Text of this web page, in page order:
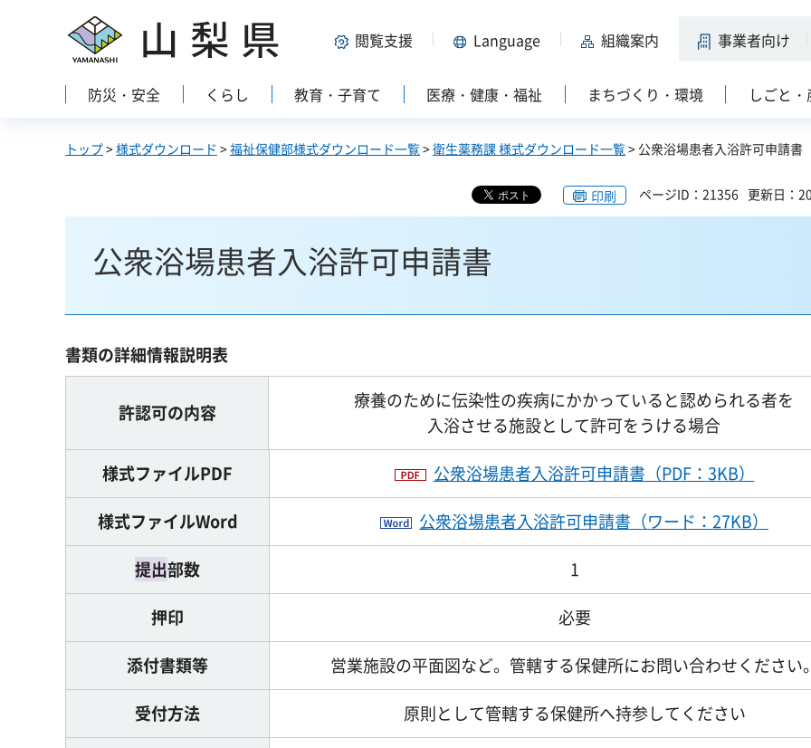
山梨県 閲覧支援 Language 組織案内 事業者向け
防災・安全 くらし 教育・子育て 医療・健康・福祉 まちづくり・環境 しごと
トップ>様式ダウンロード >福祉保健部様式ダウンロード一覧>衛生薬務課 様式ダウンロード一覧> 公衆浴場患者入浴許可申請書
印刷 ページID：21356 更新日：
公衆浴場患者入浴許可申請書
書類の詳細情報説明表
許認可の内容
療養のために伝染性の疾病にかかっていると認められる者を
入浴させる施設として許可をうける場合
様式ファイルPDF
公衆浴場患者入浴許可申請書（PDF：3KB）
様式ファイルWord
公衆浴場患者入浴許可申請書（ワード：27KB）
提出部数
1
押印
必要
添付書類等
営業施設の平面図など。管轄する保健所にお問い合わせください
受付方法
原則として管轄する保健所へ持参してください